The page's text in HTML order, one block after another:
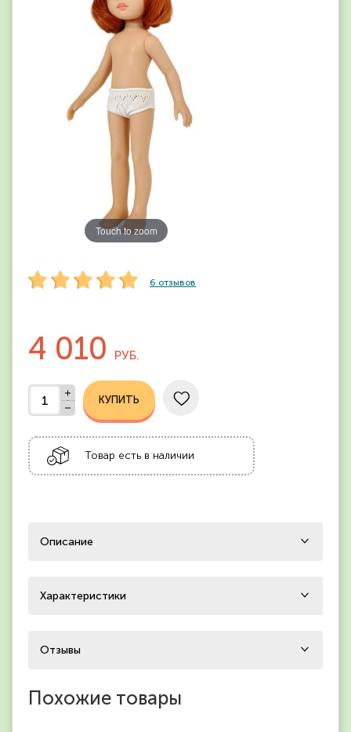
Touch to zoom
6 отзывов
4 010 РУБ.
Товар есть в наличии
Описание
Характеристики
Отзывы
Похожие товары